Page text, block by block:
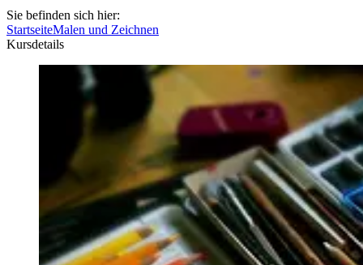
Sie befinden sich hier:
StartseiteMalen und Zeichnen
Kursdetails